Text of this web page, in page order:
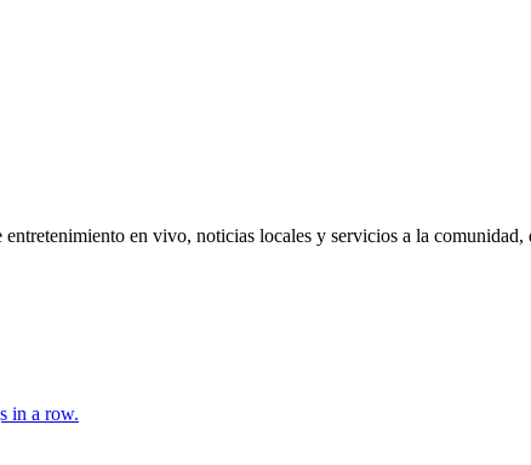
en vivo, noticias locales y servicios a la
in a row.